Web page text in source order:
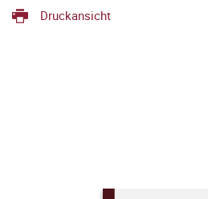
Druckansicht